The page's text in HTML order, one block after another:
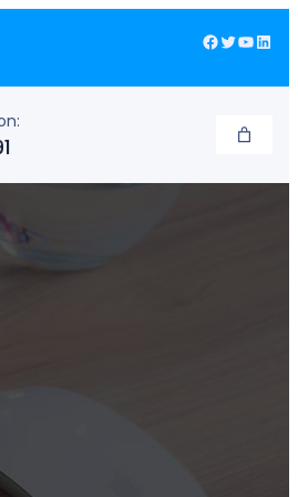
Facebook Twitter YouTube LinkedIn